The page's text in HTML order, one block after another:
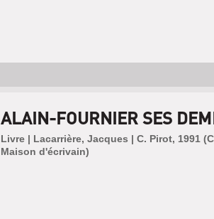
ALAIN-FOURNIER SES
Livre | Lacarrière, Jacques | C. Pirot, 1991
Maison d'écrivain)